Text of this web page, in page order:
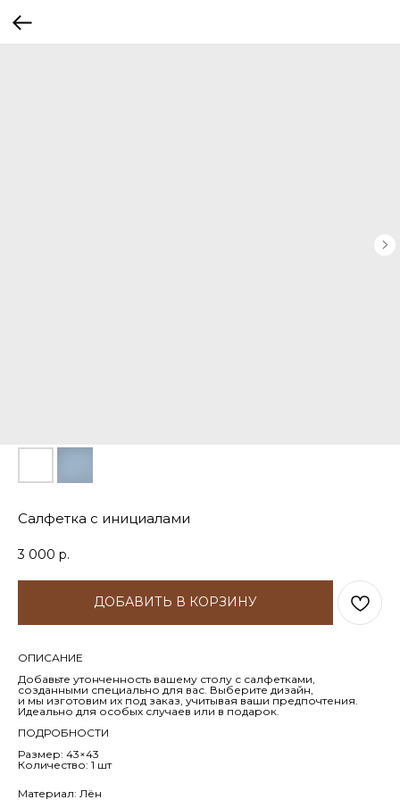
Салфетка с инициалами
3 000 р.
ДОБАВИТЬ В КОРЗИНУ
ОПИСАНИЕ
Добавьте утонченность вашему столу с салфетками,
созданными специально для вас. Выберите дизайн,
и мы изготовим их под заказ, учитывая ваши предпочтения.
Идеально для особых случаев или в подарок.
ПОДРОБНОСТИ
Размер: 43×43
Количество: 1 шт
Материал: Лён